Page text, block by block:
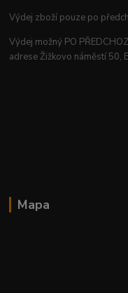
Výdej zboží pouze po
Výdej možný PO
adrese Žižkovo náměstí 50,
Mapa